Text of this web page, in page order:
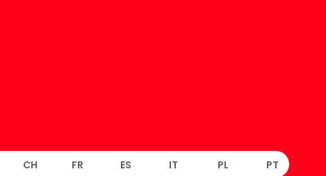
CH FR ES IT PL PT